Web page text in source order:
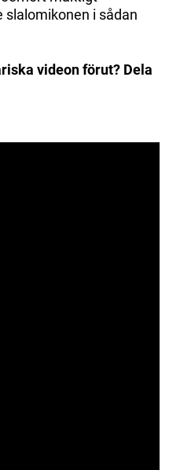
slalomikonen i sådan
videon förut? Dela